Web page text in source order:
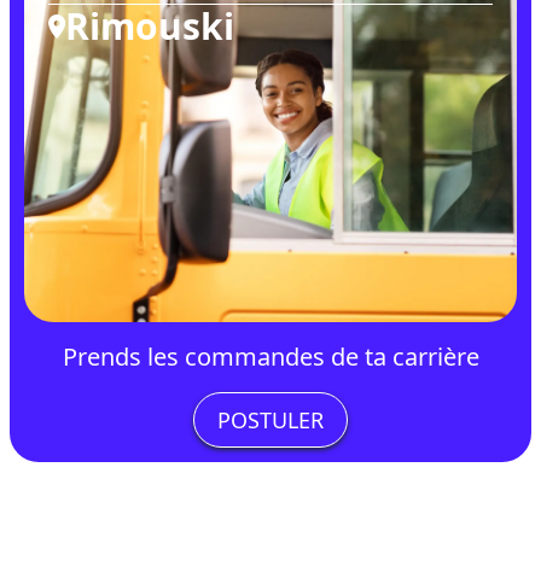
Rimouski
Prends les commandes de ta carrière
POSTULER